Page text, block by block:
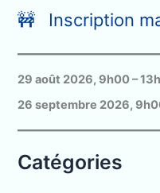
h
e
r
c
h
🚧 Inscription
29 août 2026, 9h00–
26 septembre 2026,
Catégories